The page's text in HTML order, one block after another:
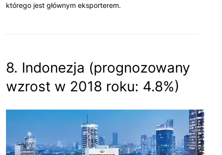
którego jest głównym eksporterem.
8. Indonezja (prognozowany
wzrost w 2018 roku: 4.8%)